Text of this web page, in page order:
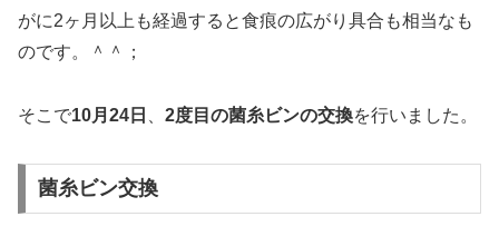
がに2ヶ月以上も経過すると食痕の広がり具合も相当なも
のです。＾＾；
そこで10月24日 2度目の菌糸ビンの交換を行いました。
菌糸ビン交換